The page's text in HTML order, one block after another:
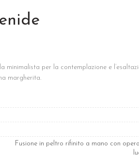
minimalista per la contemplazione e
margherita.
Fusione in peltro rifinito a mano con